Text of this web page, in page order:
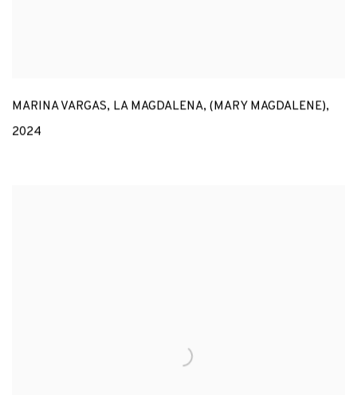
MARINA VARGAS, LA MAGDALENA, (MARY MAGDALENE),
2024